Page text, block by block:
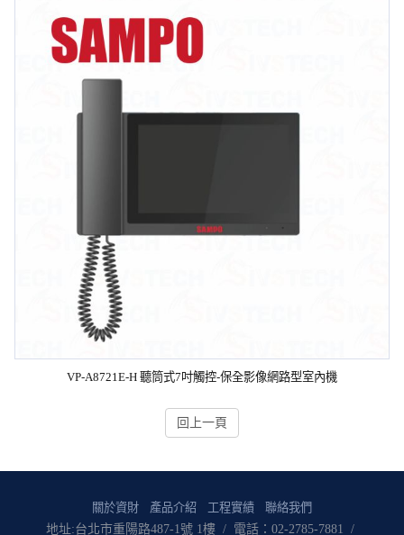
VP-A8721E-H 聽筒式7吋觸控-保全影像網路型室內機
回上一頁
關於資財 產品介紹 工程實績 聯絡我們
地址:台北市重陽路487-1號 1樓 / 電話：02-2785-7881 /